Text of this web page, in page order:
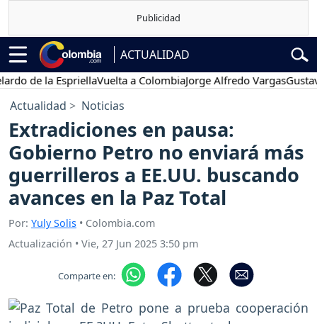
ACTUALIDAD
la EspriellaVuelta a ColombiaJorge Alfredo VargasGustavo
Actualidad Noticias
Extradiciones en pausa:
Gobierno Petro no enviará más
guerrilleros a EE.UU. buscando
avances en la Paz Total
Por: Yuly Solis • Colombia.com
Actualización • Vie, 27 Jun 2025 3:50 pm
Comparte en: